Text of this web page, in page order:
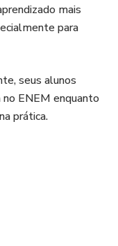
mais
para
seus alunos
ENEM enquanto
prática.
habilidade